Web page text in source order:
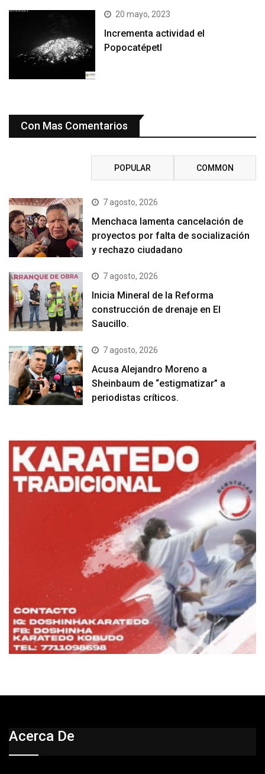
20 mayo, 2023
Incrementa actividad el
Popocatépetl
Con Mas Comentarios
POPULAR COMMON
7 agosto, 2026
Menchaca lamenta cancelación de
proyectos por falta de socialización
y rechazo ciudadano
7 agosto, 2026
Inicia Mineral de la Reforma
construcción de drenaje en El
Saucillo.
7 agosto, 2026
Acusa Alejandro Moreno a
Sheinbaum de “estigmatizar” a
periodistas críticos.
Acerca De